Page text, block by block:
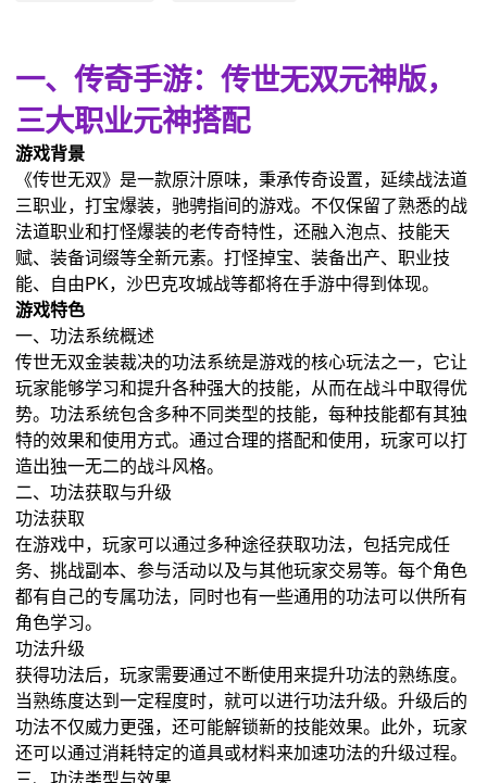
一、传奇手游：传世无双元神版，
三大职业元神搭配
游戏背景
《传世无双》是一款原汁原味，秉承传奇设置，延续战法道
三职业，打宝爆装，驰骋指间的游戏。不仅保留了熟悉的战
法道职业和打怪爆装的老传奇特性，还融入泡点、技能天
赋、装备词缀等全新元素。打怪掉宝、装备出产、职业技
能、自由PK，沙巴克攻城战等都将在手游中得到体现。
游戏特色
一、功法系统概述
传世无双金装裁决的功法系统是游戏的核心玩法之一，它让
玩家能够学习和提升各种强大的技能，从而在战斗中取得优
势。功法系统包含多种不同类型的技能，每种技能都有其独
特的效果和使用方式。通过合理的搭配和使用，玩家可以打
造出独一无二的战斗风格。
二、功法获取与升级
功法获取
在游戏中，玩家可以通过多种途径获取功法，包括完成任
务、挑战副本、参与活动以及与其他玩家交易等。每个角色
都有自己的专属功法，同时也有一些通用的功法可以供所有
角色学习。
功法升级
获得功法后，玩家需要通过不断使用来提升功法的熟练度。
当熟练度达到一定程度时，就可以进行功法升级。升级后的
功法不仅威力更强，还可能解锁新的技能效果。此外，玩家
还可以通过消耗特定的道具或材料来加速功法的升级过程。